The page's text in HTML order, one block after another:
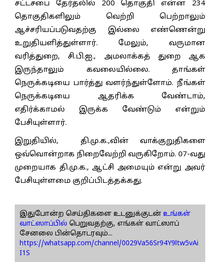
சட்டசபை தேர்தலில் 200 தொகுதி என்ன 234
தொகுதிகளிலும் வெற்றி பெற்றாலும்
ஆச்சரியப்படுவதற்கு இல்லை எண்ணென்று
உறுதியளித்துள்ளார். மேலும், வருமான
வரித்துறை, சி.பி.ஐ., அமலாக்கத் துறை ஆக
இருந்தாலும் கவலையில்லை. தாங்கள்
நெருக்கடியை பார்த்து வளர்ந்துள்ளோம். நீங்கள்
நெருக்கடியை ஆதரிக்க வேண்டாம்,
எதிர்க்காமல் இருக்க வேண்டும் என்றும்
பேசியுள்ளார்.
இறுதியில், தி.மு.க.,வின் வாக்குறுதிகளை
ஒவ்வொன்றாக நிறைவேற்றி வருகிறோம். 07-வது
முறையாக தி.மு.க., ஆட்சி அமையும் என்று அவர்
பேசியுள்ளமை குறிப்பிடத்தக்கது.
இதுபோன்ற செய்திகளை உடனுக்குடன் உங்கள்
வாட்ஸாப்பில் பெறுவதற்கு, எங்கள் வாட்ஸாப்
சேனலை பின்தொடரவும்...
https://whatsapp.com/channel/0029Va56Sr94Y9ltw5vAi
I1S